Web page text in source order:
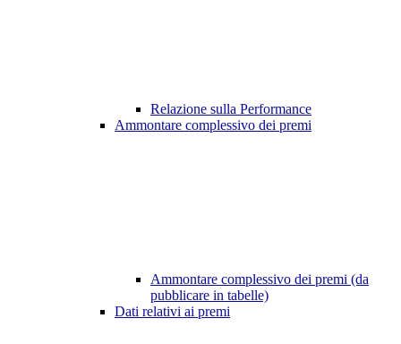
Relazione sulla Performance
Ammontare complessivo dei premi
Ammontare complessivo dei premi (da
pubblicare in tabelle)
Dati relativi ai premi